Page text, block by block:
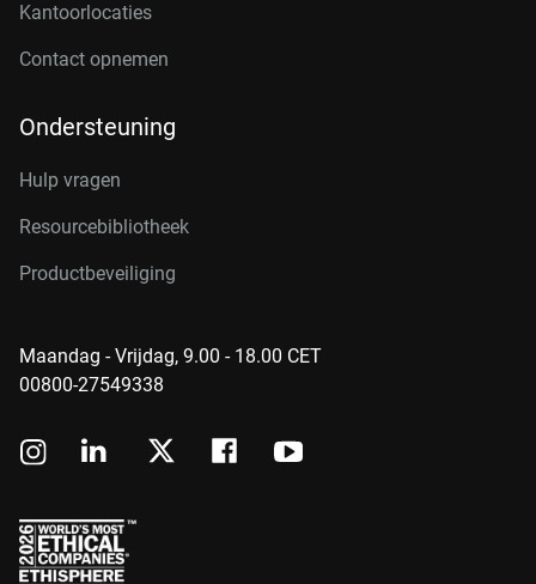
Kantoorlocaties
Contact opnemen
Ondersteuning
Hulp vragen
Resourcebibliotheek
Productbeveiliging
Maandag - Vrijdag, 9.00 - 18.00 CET
00800-27549338